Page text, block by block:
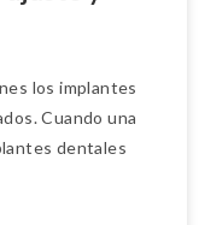
los implantes
Cuando una
dentales